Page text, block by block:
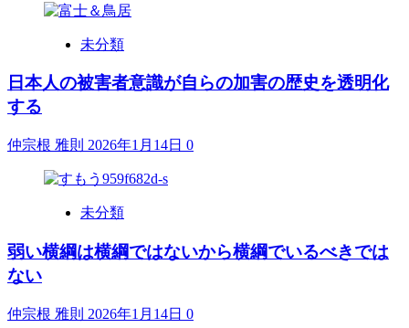
未分類
日本人の被害者意識が自らの加害の歴史を透明化
する
仲宗根 雅則 2026年1月14日 0
未分類
弱い横綱は横綱ではないから横綱でいるべきでは
ない
仲宗根 雅則 2026年1月14日 0